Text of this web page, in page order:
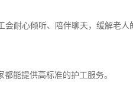
耐心倾听、陪伴聊天，缓解老人
能提供高标准的护工服务。